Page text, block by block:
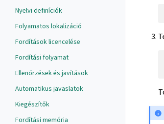
Nyelvi definíciók
Folyamatos lokalizáció
Fordítások licencelése
Fordítási folyamat
Ellenőrzések és javítások
Automatikus javaslatok
Kiegészítők
Fordítási memória